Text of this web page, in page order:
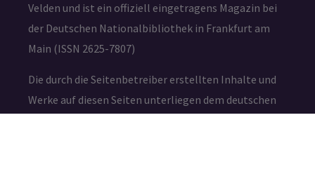
Velden und ist ein offiziell eingetragens Magazin bei
der Deutschen Nationalbibliothek in Frankfurt am
Main (ISSN 2625-7807)
Die durch die Seitenbetreiber erstellten Inhalte und
Werke auf diesen Seiten unterliegen dem deutschen